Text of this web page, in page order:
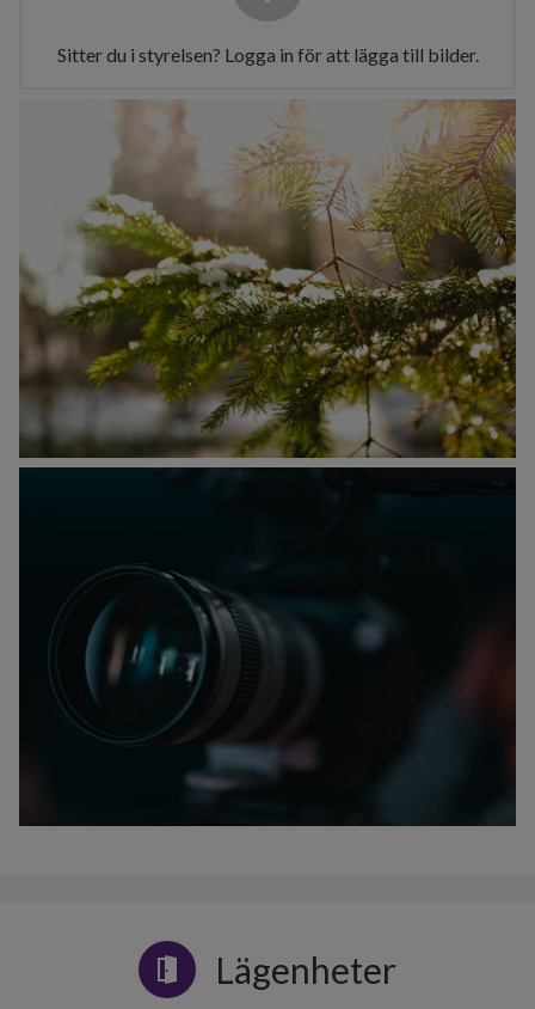
Sitter du i styrelsen? Logga in för att lägga till bilder.
Lägenheter